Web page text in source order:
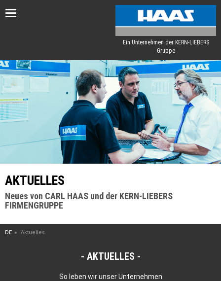
Toggle
Ein Unternehmen der KERN-LIEBERS
Gruppe
AKTUELLES
Neues von CARL HAAS und der KERN-LIEBERS
FIRMENGRUPPE
DE Aktuelles
AKTUELLES
So leben wir unser Unternehmen